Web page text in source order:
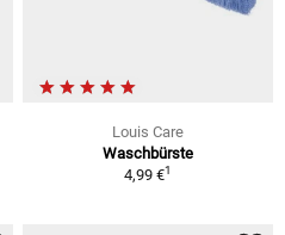
Louis Care
Waschbürste
4,99 €1